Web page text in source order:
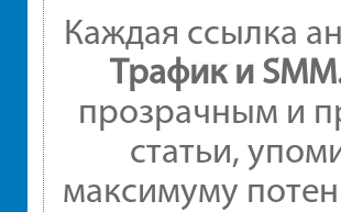
Каждая ссылка
Трафик и
прозрачным и
статьи,
максимуму